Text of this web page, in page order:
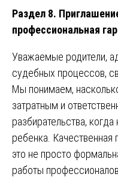
Раздел 8.
профессиональная
Уважаемые родители,
судебных процессов,
Мы понимаем,
затратным и
разбирательства,
ребенка. Качественная
это не просто
работы